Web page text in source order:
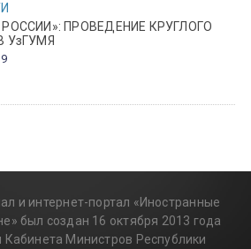
ПРОВЕДЕНИЕ КРУГЛОГО
УзГУМЯ
и интернет-портал «Иностранные
был создан 16 октября 2013 года
Кабинета Министров Республики